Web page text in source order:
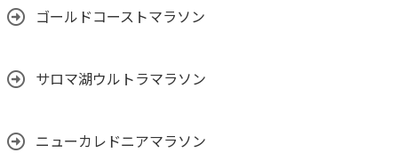
ゴールドコーストマラソン
サロマ湖ウルトラマラソン
ニューカレドニアマラソン